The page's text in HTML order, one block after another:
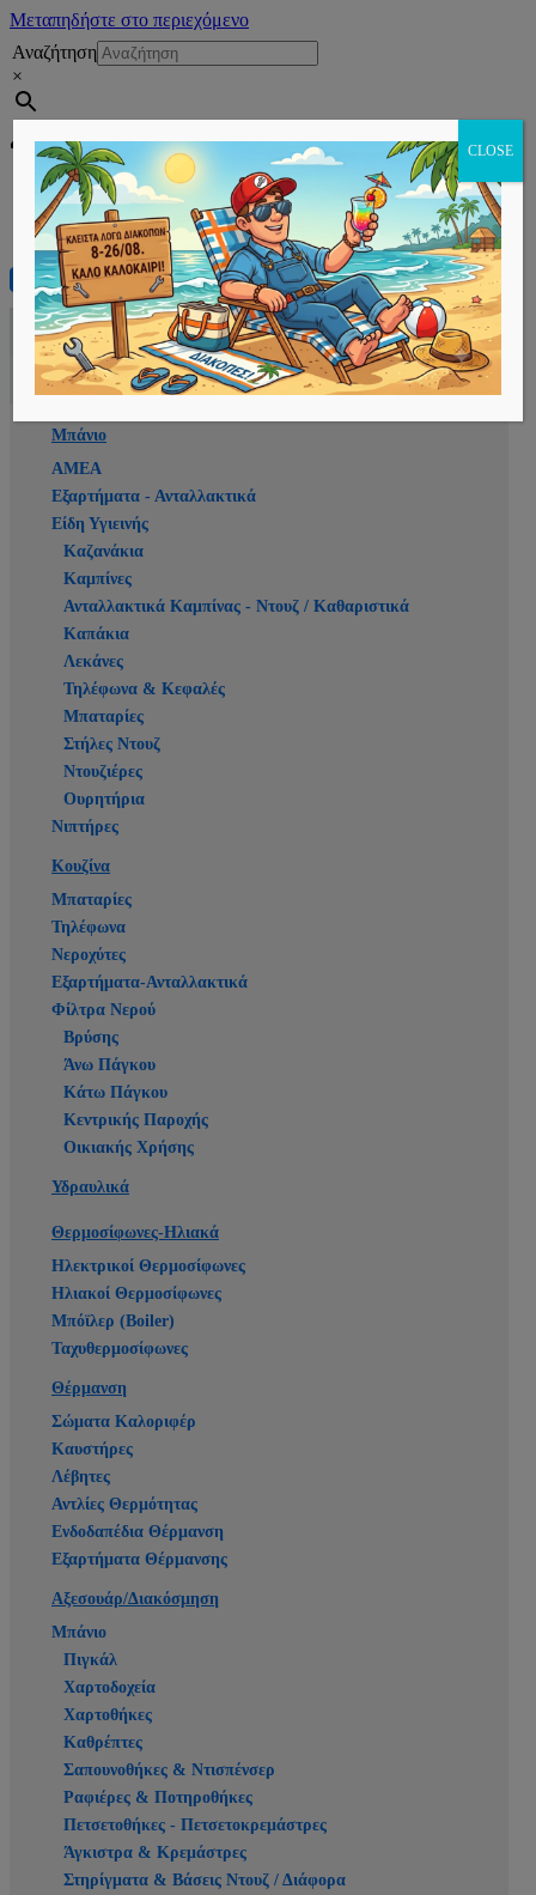
Μεταπηδήστε στο περιεχόμενο
Αναζήτηση
×
Εγγραφή
Αρχική
E-shop
Μπάνιο
ΑΜΕΑ
Εξαρτήματα - Ανταλλακτικά
Είδη Υγιεινής
Καζανάκια
Καμπίνες
Ανταλλακτικά Καμπίνας - Ντουζ / Καθαριστικά
Καπάκια
Λεκάνες
Τηλέφωνα & Κεφαλές
Μπαταρίες
Στήλες Ντουζ
Ντουζιέρες
Ουρητήρια
Νιπτήρες
Κουζίνα
Μπαταρίες
Τηλέφωνα
Νεροχύτες
Εξαρτήματα-Ανταλλακτικά
Φίλτρα Νερού
Βρύσης
Άνω Πάγκου
Κάτω Πάγκου
Κεντρικής Παροχής
Οικιακής Χρήσης
Υδραυλικά
Θερμοσίφωνες-Ηλιακά
Ηλεκτρικοί Θερμοσίφωνες
Ηλιακοί Θερμοσίφωνες
Μπόϊλερ (Boiler)
Ταχυθερμοσίφωνες
Θέρμανση
Σώματα Καλοριφέρ
Καυστήρες
Λέβητες
Αντλίες Θερμότητας
Ενδοδαπέδια Θέρμανση
Εξαρτήματα Θέρμανσης
Αξεσουάρ/Διακόσμηση
Μπάνιο
Πιγκάλ
Χαρτοδοχεία
Χαρτοθήκες
Καθρέπτες
Σαπουνοθήκες & Ντισπένσερ
Ραφιέρες & Ποτηροθήκες
Πετσετοθήκες - Πετσετοκρεμάστρες
Άγκιστρα & Κρεμάστρες
Στηρίγματα & Βάσεις Ντουζ / Διάφορα
CLOSE